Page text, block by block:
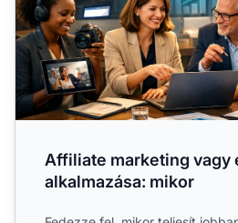
Affiliate marketing vagy
alkalmazása: mikor